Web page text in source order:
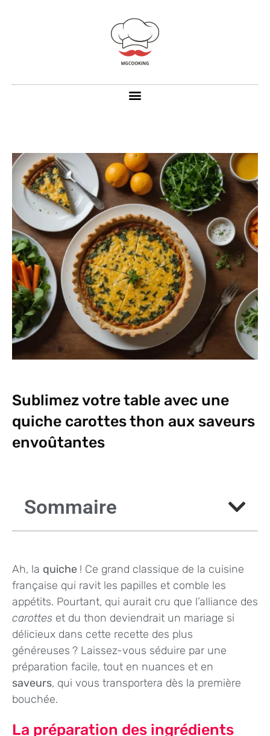
Sublimez votre table avec une
quiche carottes thon aux saveurs
envoûtantes
Sommaire
Ah, la quiche ! Ce grand classique de la cuisine
française qui ravit les papilles et comble les
appétits. Pourtant, qui aurait cru que l’alliance des
carottes et du thon deviendrait un mariage si
délicieux dans cette recette des plus
généreuses ? Laissez-vous séduire par une
préparation facile, tout en nuances et en
saveurs, qui vous transportera dès la première
bouchée.
La préparation des ingrédients